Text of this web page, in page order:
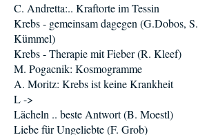
C. Andretta:.. Kraftorte im Tessin
Krebs - gemeinsam dagegen (G.Dobos, S.
Kümmel)
Krebs - Therapie mit Fieber (R. Kleef)
M. Pogacnik: Kosmogramme
A. Moritz: Krebs ist keine Krankheit
L ->
Lächeln .. beste Antwort (B. Moestl)
Liebe für Ungeliebte (F. Grob)